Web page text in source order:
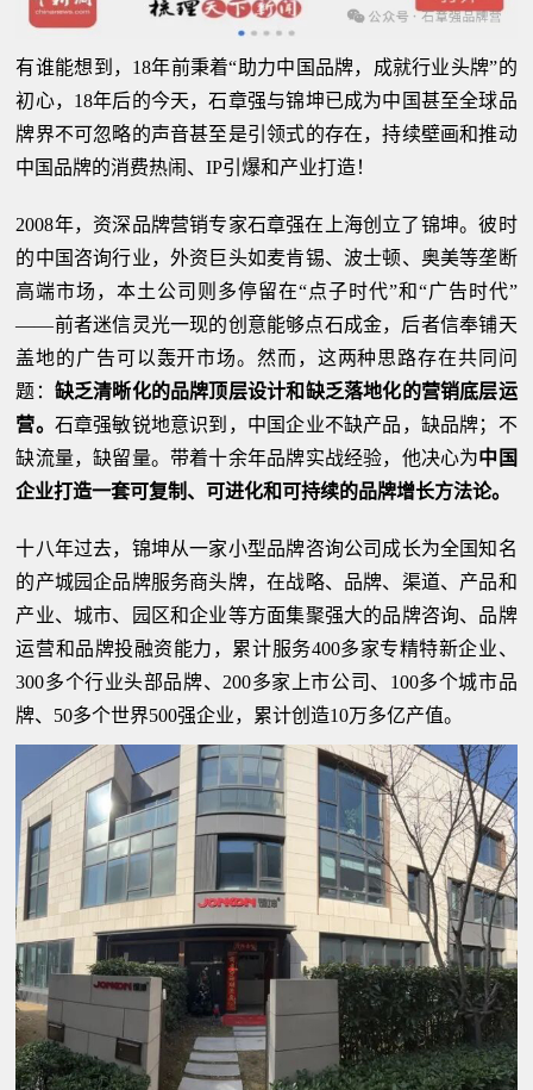
有谁能想到，18年前秉着“助力中国品牌，成就行业头牌”的
初心，18年后的今天，石章强与锦坤已成为中国甚至全球品
牌界不可忽略的声音甚至是引领式的存在，持续壁画和推动
中国品牌的消费热闹、IP引爆和产业打造！
2008年，资深品牌营销专家石章强在上海创立了锦坤。彼时
的中国咨询行业，外资巨头如麦肯锡、波士顿、奥美等垄断
高端市场，本土公司则多停留在“点子时代”和“广告时代”
——前者迷信灵光一现的创意能够点石成金，后者信奉铺天
盖地的广告可以轰开市场。然而，这两种思路存在共同问
题： 缺乏清晰化的品牌顶层设计和缺乏落地化的营销底层运
营。 石章强敏锐地意识到，中国企业不缺产品，缺品牌；不
缺流量，缺留量。带着十余年品牌实战经验，他决心为中国
企业打造一套可复制、可进化和可持续的品牌增长方法论。
十八年过去，锦坤从一家小型品牌咨询公司成长为全国知名
的产城园企品牌服务商头牌，在战略、品牌、渠道、产品和
产业、城市、园区和企业等方面集聚强大的品牌咨询、品牌
运营和品牌投融资能力，累计服务400多家专精特新企业、
300多个行业头部品牌、200多家上市公司、100多个城市品
牌、50多个世界500强企业，累计创造10万多亿产值。